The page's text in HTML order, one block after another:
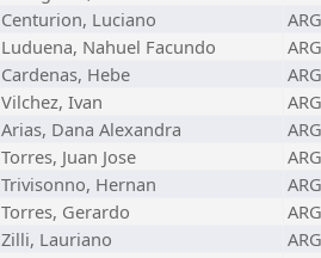
Centurion, Luciano
ARG
Luduena, Nahuel Facundo
ARG
Cardenas, Hebe
ARG
Vilchez, Ivan
ARG
Arias, Dana Alexandra
ARG
Torres, Juan Jose
ARG
Trivisonno, Hernan
ARG
Torres, Gerardo
ARG
Zilli, Lauriano
ARG